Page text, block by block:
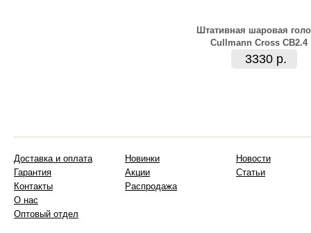
Штативная шаровая
Cullmann Cross CB2.4
3330 р.
Доставка и оплата
Гарантия
Контакты
О нас
Оптовый отдел
Новинки
Акции
Распродажа
Новости
Статьи